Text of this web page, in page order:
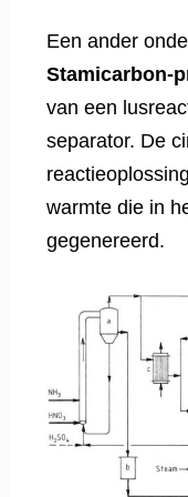
Een ander
Stamicarbon-
van een
separator. De
warmte die in
gegenereerd.